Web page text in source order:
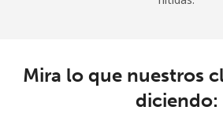
Mira lo que nuestros
diciendo: